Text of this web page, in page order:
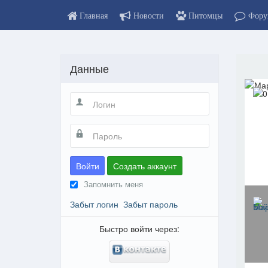
Главная Новости Питомцы
Данные
Войти Создать аккаунт
Запомнить меня
Забыт логин Забыт пароль
Быстро войти через: